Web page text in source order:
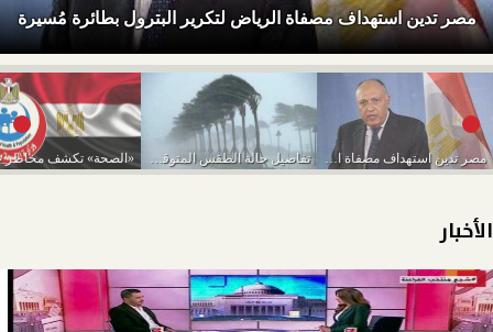
مصر تدين استهداف مصفاة الرياض لتكرير البترول بطائرة مُسيرة
مصر تدين استهداف مصفاة الرياض لتكرير البترول بطائرة... تفاصيل حالة الطقس المتوقعة من اليوم حتى الخميس...
الأخبار